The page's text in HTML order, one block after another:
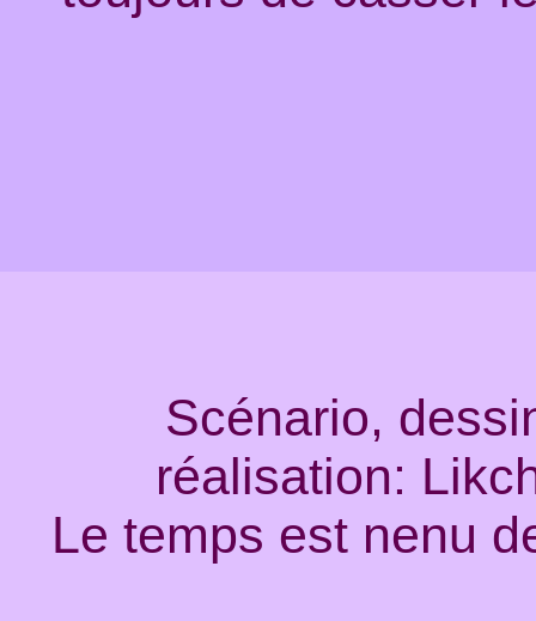
Scénario,
réalisation:
Le temps est nenu